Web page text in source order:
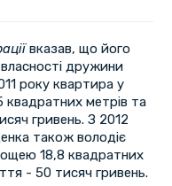
вказав, що його
власності дружини
року квартира у
метрів та
гривень. З 2012
також володіє
18,8 квадратних
- 50 тисяч гривень.